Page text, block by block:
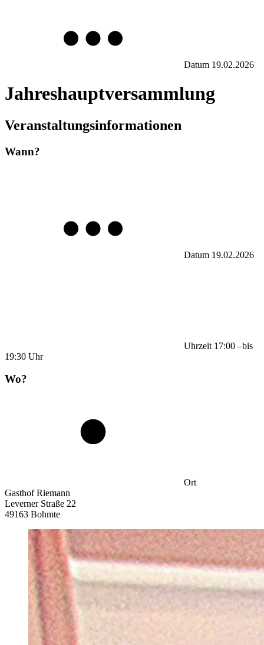
Datum 19.02.2026
Jahreshauptversammlung
Veranstaltungsinformationen
Wann?
Datum 19.02.2026
Uhrzeit 17:00 –bis
19:30 Uhr
Wo?
Ort
Gasthof Riemann
Leverner Straße 22
49163 Bohmte